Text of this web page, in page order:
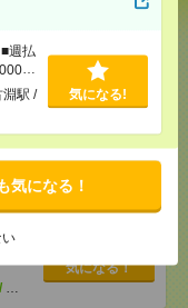
週払
円
淵駅 /
気になる!
気になる！
い
…
気になる！
プレゼント】生
/ …
気になる！